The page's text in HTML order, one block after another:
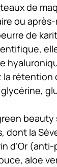
de
ou
de
rétention
la
d’Or
aloe